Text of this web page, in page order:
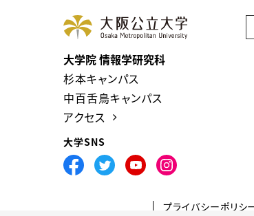
大学院 情報学研究科
杉本キャンパス
中百舌鳥キャンパス
アクセス
大学SNS
プライバシーポリシ